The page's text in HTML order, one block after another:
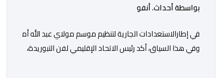
بواسطة أحداث. أنفو
في إطارالاستعدادات الجارية لتنظيم موسم مولاي عبد الله
وفي هذا السياق، أكد رئيس الاتحاد الإقليمي لفن التبوريدة،